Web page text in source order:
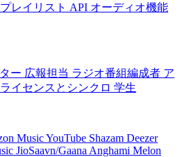
プレイリスト API オーディオ機能
ー 広報担当 ラジオ番組編成者 ア
ライセンスとシンクロ 学生
MusicYouTube Shazam Deezer
JioSaavn/Gaana Anghami Melon